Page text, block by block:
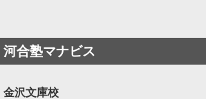
河合塾マナビス
金沢文庫校